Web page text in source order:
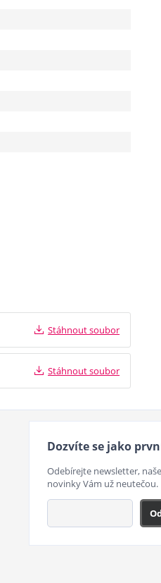
Stáhnout soubor
Stáhnout soubor
Dozvíte se jako
Odebírejte newsletter,
novinky Vám už neutečou.